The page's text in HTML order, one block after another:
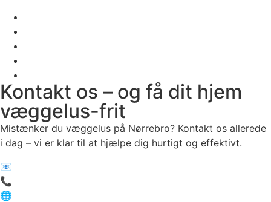
Kontakt os – og få dit hjem
væggelus-frit
Mistænker du væggelus på Nørrebro? Kontakt os allerede
i dag – vi er klar til at hjælpe dig hurtigt og effektivt.
📧
📞
🌐